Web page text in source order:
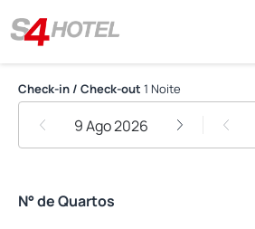
S4 Hotel
Check-in / Check-out 1 Noite
9 Ago 2026
N° de Quartos